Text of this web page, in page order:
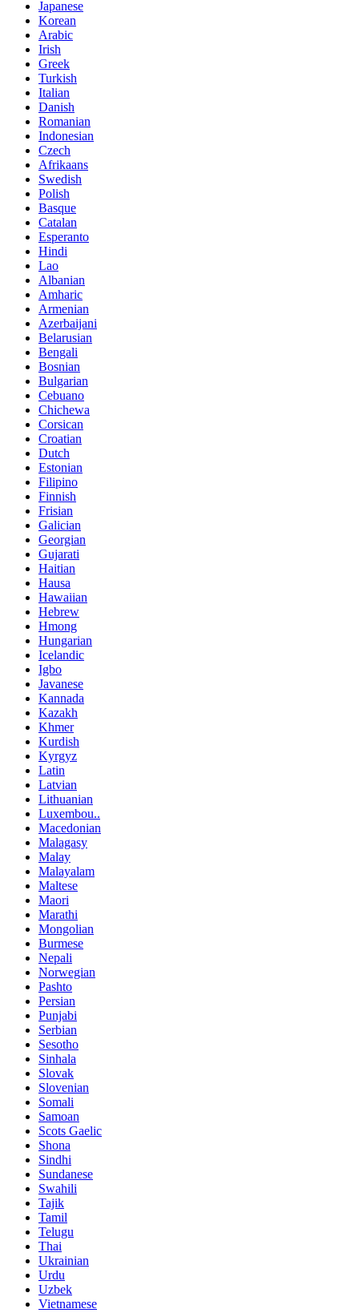
Japanese
Korean
Arabic
Irish
Greek
Turkish
Italian
Danish
Romanian
Indonesian
Czech
Afrikaans
Swedish
Polish
Basque
Catalan
Esperanto
Hindi
Lao
Albanian
Amharic
Armenian
Azerbaijani
Belarusian
Bengali
Bosnian
Bulgarian
Cebuano
Chichewa
Corsican
Croatian
Dutch
Estonian
Filipino
Finnish
Frisian
Galician
Georgian
Gujarati
Haitian
Hausa
Hawaiian
Hebrew
Hmong
Hungarian
Icelandic
Igbo
Javanese
Kannada
Kazakh
Khmer
Kurdish
Kyrgyz
Latin
Latvian
Lithuanian
Luxembou..
Macedonian
Malagasy
Malay
Malayalam
Maltese
Maori
Marathi
Mongolian
Burmese
Nepali
Norwegian
Pashto
Persian
Punjabi
Serbian
Sesotho
Sinhala
Slovak
Slovenian
Somali
Samoan
Scots Gaelic
Shona
Sindhi
Sundanese
Swahili
Tajik
Tamil
Telugu
Thai
Ukrainian
Urdu
Uzbek
Vietnamese